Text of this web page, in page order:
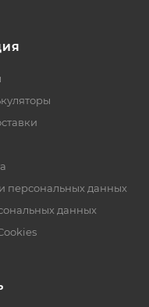
персональных данных
данных